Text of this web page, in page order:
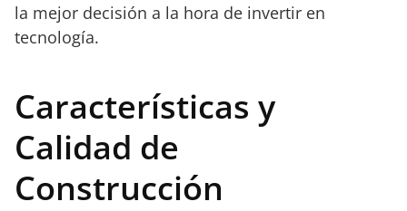
la mejor decisión a la hora de invertir en
tecnología.
Características y
Calidad de
Construcción